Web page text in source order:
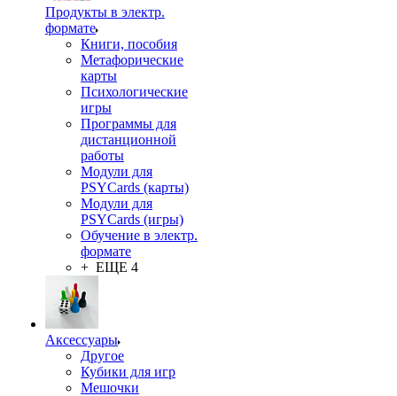
Продукты в электр.
формате
Книги, пособия
Метафорические
карты
Психологические
игры
Программы для
дистанционной
работы
Модули для
PSYCards (карты)
Модули для
PSYCards (игры)
Обучение в электр.
формате
+ ЕЩЕ 4
Аксессуары
Другое
Кубики для игр
Мешочки